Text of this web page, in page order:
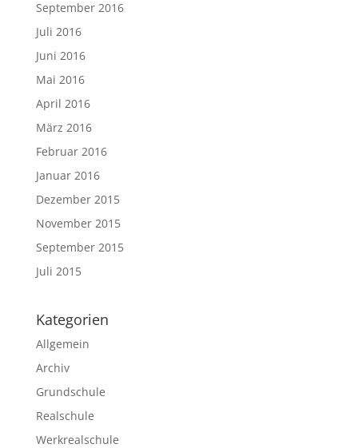
September 2016
Juli 2016
Juni 2016
Mai 2016
April 2016
März 2016
Februar 2016
Januar 2016
Dezember 2015
November 2015
September 2015
Juli 2015
Kategorien
Allgemein
Archiv
Grundschule
Realschule
Werkrealschule